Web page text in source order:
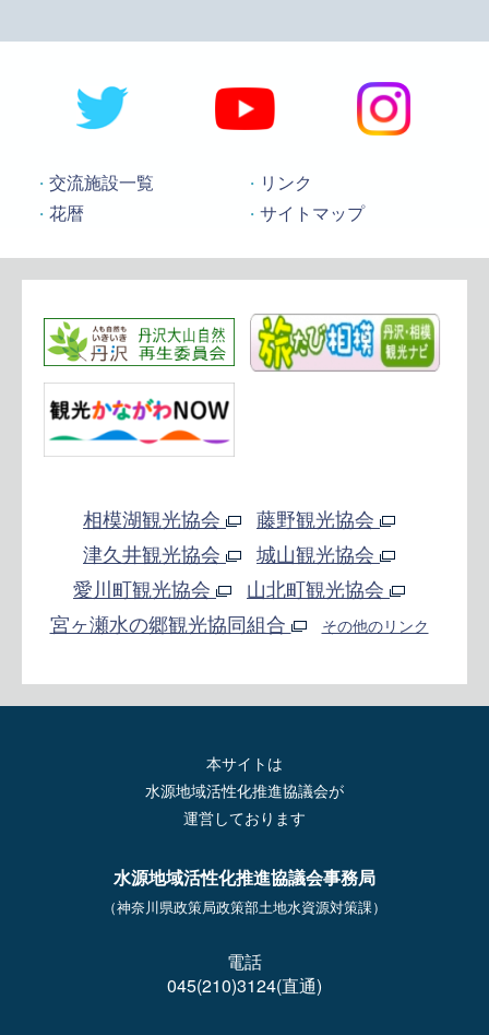
交流施設一覧
リンク
花暦
サイトマップ
相模湖観光協会
藤野観光協会
津久井観光協会
城山観光協会
愛川町観光協会
山北町観光協会
宮ヶ瀬水の郷観光協同組合
その他のリンク
本サイトは
水源地域活性化推進協議会が
運営しております
水源地域活性化推進協議会事務局
（神奈川県政策局政策部土地水資源対策課）
電話
045(210)3124(直通)